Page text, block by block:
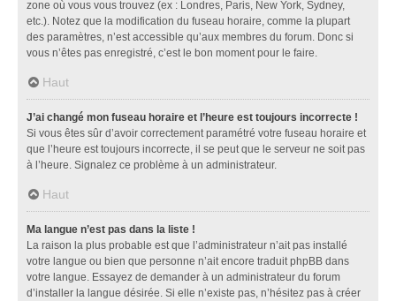
zone où vous vous trouvez (ex : Londres, Paris, New York, Sydney,
etc.). Notez que la modification du fuseau horaire, comme la plupart
des paramètres, n’est accessible qu’aux membres du forum. Donc si
vous n’êtes pas enregistré, c’est le bon moment pour le faire.
Haut
J’ai changé mon fuseau horaire et l’heure est toujours incorrecte !
Si vous êtes sûr d’avoir correctement paramétré votre fuseau horaire et
que l’heure est toujours incorrecte, il se peut que le serveur ne soit pas
à l’heure. Signalez ce problème à un administrateur.
Haut
Ma langue n’est pas dans la liste !
La raison la plus probable est que l’administrateur n’ait pas installé
votre langue ou bien que personne n’ait encore traduit phpBB dans
votre langue. Essayez de demander à un administrateur du forum
d’installer la langue désirée. Si elle n’existe pas, n’hésitez pas à créer